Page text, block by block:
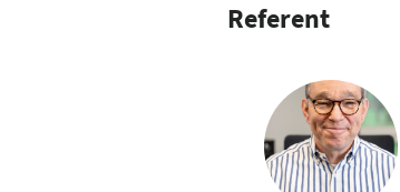
Referent